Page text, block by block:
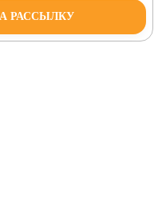
РАССЫЛКУ